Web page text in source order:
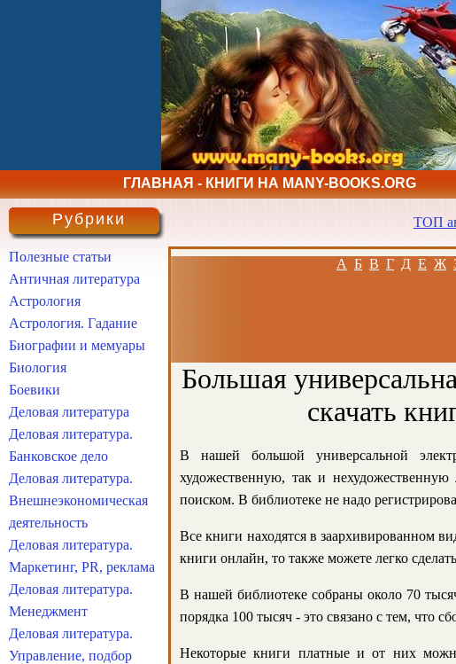
ГЛАВНАЯ - КНИГИ НА MANY-BOOKS.ORG
ТОП
А Б В Г Д Е Ж
Большая
скачать
В нашей большой универсальной
художественную, так и
поиском. В библиотеке не надо
Все книги находятся в заархивированном
книги онлайн, то также можете легко
В нашей библиотеке собраны около 70
порядка 100 тысяч - это связано с тем, что
Некоторые книги платные и от них
Рубрики
Полезные статьи
Античная литература
Астрология
Астрология. Гадание
Биографии и мемуары
Биология
Боевики
Деловая литература
Деловая литература.
Банковское дело
Деловая литература.
Внешнеэкономическая
деятельность
Деловая литература.
Маркетинг, PR, реклама
Деловая литература.
Менеджмент
Деловая литература.
Управление, подбор